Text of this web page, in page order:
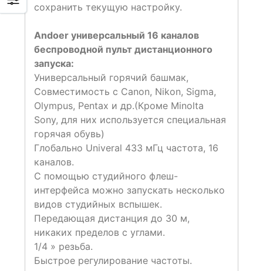
сохранить текущую настройку.
Andoer универсальный 16 каналов
беспроводной пульт дистанционного
запуска:
Универсальный горячий башмак,
Совместимость с Canon, Nikon, Sigma,
Olympus, Pentax и др.(Кроме Minolta
Sony, для них используется специальная
горячая обувь)
Глобально Univeral 433 мГц частота, 16
каналов.
С помощью студийного флеш-
интерфейса можно запускать несколько
видов студийных вспышек.
Передающая дистанция до 30 м,
никаких пределов с углами.
1/4 » резьба.
Быстрое регулирование частоты.